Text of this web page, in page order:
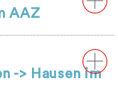
AAZ
-> Hausen im